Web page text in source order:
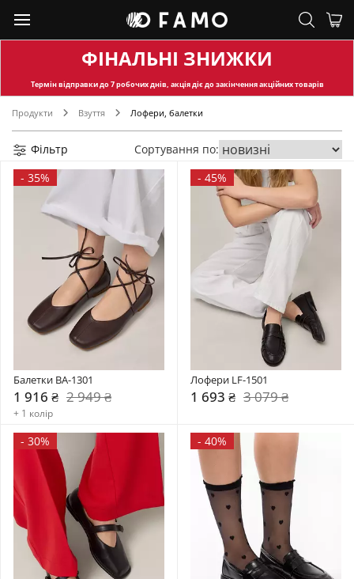
ФІНАЛЬНІ ЗНИЖКИ
Термін відправкидо 7 робочих днів, акція діє до закінчення акційних товарів
Продукти Взуття Лофери, балетки
Фільтр
Сортування по:
- 35%
Балетки BA-1301
1 916 ₴ 2 949 ₴
+ 1 колір
- 45%
Лофери LF-1501
1 693 ₴ 3 079 ₴
- 30% - 40%